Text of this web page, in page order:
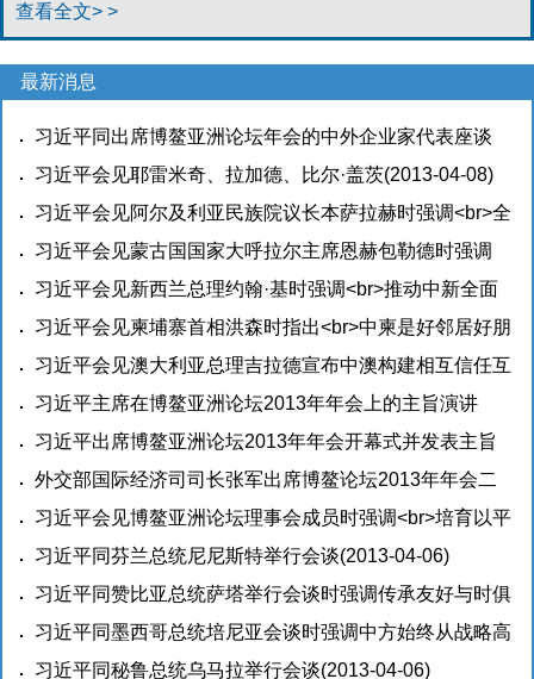
查看全文> >
最新消息
习近平同出席博鳌亚洲论坛年会的中外企业家代表座谈
(2013-04-08)
习近平会见耶雷米奇、拉加德、比尔·盖茨(2013-04-08)
习近平会见阿尔及利亚民族院议长本萨拉赫时强调<br>全
面发展友好合作，提升中阿关系水平(2013-04-07)
习近平会见蒙古国国家大呼拉尔主席恩赫包勒德时强调
<br>中方从战略高度和长远角度重视中蒙关系(2013-04-
07)
习近平会见新西兰总理约翰·基时强调<br>推动中新全面
合作关系不断迈上新台阶(2013-04-07)
习近平会见柬埔寨首相洪森时指出<br>中柬是好邻居好朋
友好伙伴更是好兄弟(2013-04-07)
习近平会见澳大利亚总理吉拉德宣布中澳构建相互信任互
利共赢的战略伙伴关系(2013-04-07)
习近平主席在博鳌亚洲论坛2013年年会上的主旨演讲
（全文）(2013-04-07)
习近平出席博鳌亚洲论坛2013年年会开幕式并发表主旨
演讲<br>共同创造亚洲和世界美好未来(2013-04-07)
外交部国际经济司司长张军出席博鳌论坛2013年年会二
十国集团事务分论坛(2013-04-07)
习近平会见博鳌亚洲论坛理事会成员时强调<br>培育以平
等交流、互鉴互惠、合作共赢为核心的“博鳌特色”(2013-
04-07)
习近平同芬兰总统尼尼斯特举行会谈(2013-04-06)
习近平同赞比亚总统萨塔举行会谈时强调传承友好与时俱
进发展中赞关系(2013-04-06)
习近平同墨西哥总统培尼亚会谈时强调中方始终从战略高
度看待和发展中墨关系(2013-04-06)
习近平同秘鲁总统乌马拉举行会谈(2013-04-06)